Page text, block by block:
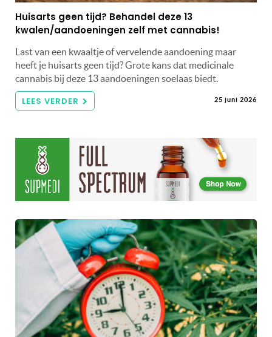
Huisarts geen tijd? Behandel deze 13
kwalen/aandoeningen zelf met cannabis!
Last van een kwaaltje of vervelende aandoening maar
heeft je huisarts geen tijd? Grote kans dat medicinale
cannabis bij deze 13 aandoeningen soelaas biedt.
LEES VERDER 25 juni 2026